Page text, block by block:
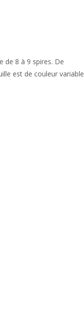
de 8 à 9 spires. De
est de couleur variable